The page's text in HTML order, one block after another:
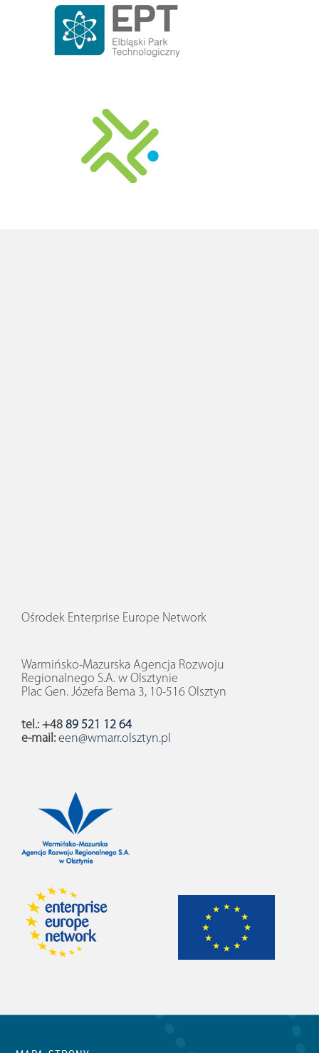
Ośrodek Enterprise Europe Network
Warmińsko-Mazurska Agencja Rozwoju
Regionalnego S.A. w Olsztynie
Plac Gen. Józefa Bema 3, 10-516 Olsztyn
tel.: +48 89 521 12 64
e-mail: een@wmarr.olsztyn.pl